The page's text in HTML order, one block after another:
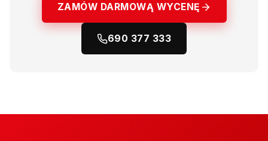
ZAMÓW DARMOWĄ WYCENĘ
690 377 333